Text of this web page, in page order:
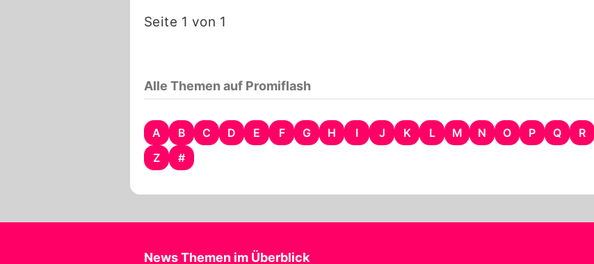
Seite 1 von 1
Alle Themen auf Promiflash
A B C D E F G H I J K L M N O P Q R
Z
#
News Themen im Überblick